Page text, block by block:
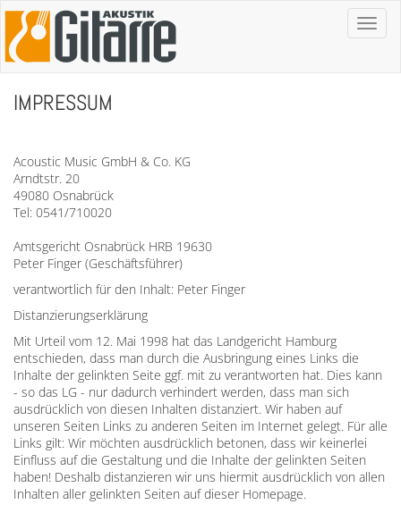
Toggle
IMPRESSUM
Acoustic Music GmbH & Co. KG
Arndtstr. 20
49080 Osnabrück
Tel: 0541/710020
Amtsgericht Osnabrück HRB 19630
Peter Finger (Geschäftsführer)
verantwortlich für den Inhalt: Peter Finger
Distanzierungserklärung
Mit Urteil vom 12. Mai 1998 hat das Landgericht Hamburg
entschieden, dass man durch die Ausbringung eines Links die
Inhalte der gelinkten Seite ggf. mit zu verantworten hat. Dies kann
- so das LG - nur dadurch verhindert werden, dass man sich
ausdrücklich von diesen Inhalten distanziert. Wir haben auf
unseren Seiten Links zu anderen Seiten im Internet gelegt. Für alle
Links gilt: Wir möchten ausdrücklich betonen, dass wir keinerlei
Einfluss auf die Gestaltung und die Inhalte der gelinkten Seiten
haben! Deshalb distanzieren wir uns hiermit ausdrücklich von allen
Inhalten aller gelinkten Seiten auf dieser Homepage.